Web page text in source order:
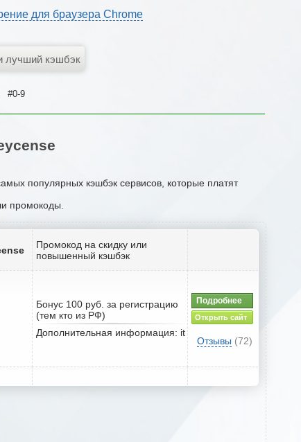
для браузера Chrome
#0-9
популярных кэшбэк сервисов, которые платят
промокоды.
Промокод на скидку или
повышенный кэшбэк
Бонус 100 руб. за регистрацию
(тем кто из РФ)
Дополнительная информация: it
Подробнее
Открыть сайт
Отзывы (72)